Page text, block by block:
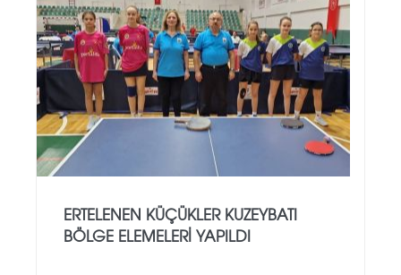
ERTELENEN KÜÇÜKLER KUZEYBATI
BÖLGE ELEMELERI YAPILDI